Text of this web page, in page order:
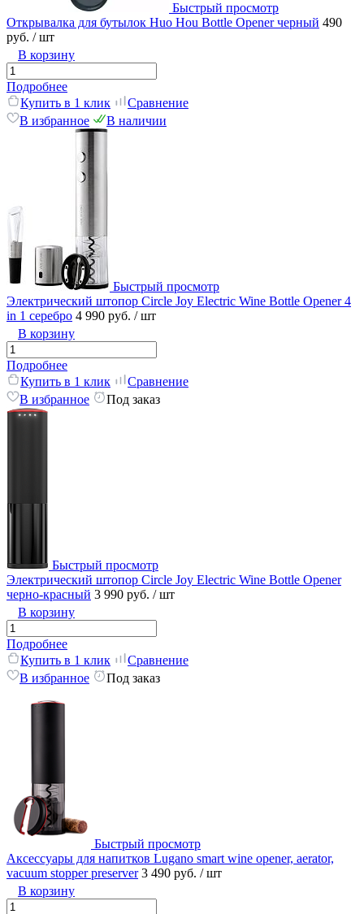
Быстрый просмотр
Открывалка для бутылок Huo Hou Bottle Opener черный 490
руб. / шт
В корзину
Подробнее
Купить в 1 клик
Сравнение
В избранное
В наличии
Быстрый просмотр
Электрический штопор Circle Joy Electric Wine Bottle Opener 4
in 1 серебро 4 990 руб. / шт
В корзину
Подробнее
Купить в 1 клик
Сравнение
В избранное
Под заказ
Быстрый просмотр
Электрический штопор Circle Joy Electric Wine Bottle Opener
черно-красный 3 990 руб. / шт
В корзину
Подробнее
Купить в 1 клик
Сравнение
В избранное
Под заказ
Быстрый просмотр
Аксессуары для напитков Lugano smart wine opener, aerator,
vacuum stopper preserver 3 490 руб. / шт
В корзину